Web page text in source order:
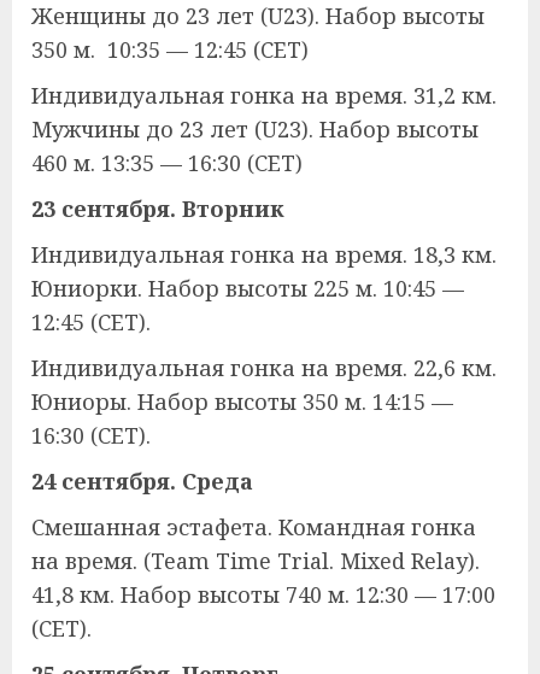
Женщины до 23 лет (U23). Набор высоты
350 м. 10:35 — 12:45 (CET)
Индивидуальная гонка на время. 31,2 км.
Мужчины до 23 лет (U23). Набор высоты
460 м. 13:35 — 16:30 (CET)
23 сентября. Вторник
Индивидуальная гонка на время. 18,3 км.
Юниорки. Набор высоты 225 м. 10:45 —
12:45 (CET).
Индивидуальная гонка на время. 22,6 км.
Юниоры. Набор высоты 350 м. 14:15 —
16:30 (CET).
24 сентября. Среда
Смешанная эстафета. Командная гонка
на время. (Team Time Trial. Mixed Relay).
41,8 км. Набор высоты 740 м. 12:30 — 17:00
(CET).